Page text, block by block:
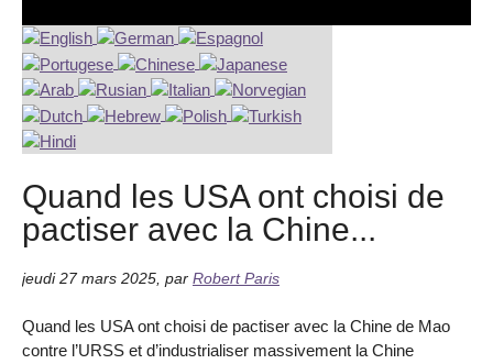
Quand les USA ont choisi de
pactiser avec la Chine...
jeudi 27 mars 2025 par Robert Paris
Quand les USA ont choisi de pactiser avec la Chine de Mao
contre l’URSS et d’industrialiser massivement la Chine